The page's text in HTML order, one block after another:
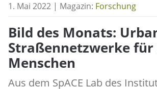
1. Mai 2022 | Magazin: Forschung
Bild des Monats:
Straßennetzwerke für
Menschen
Aus dem SpACE Lab des